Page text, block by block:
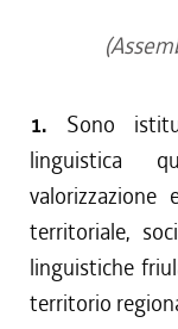
1. Sono
linguistica
valorizzazione
territoriale,
linguistiche
territorio